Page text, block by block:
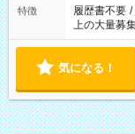
特徴 履歴書不要 /
上の大量募
気になる！